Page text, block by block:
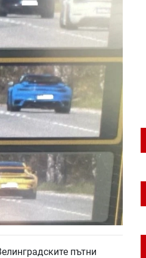
пътни